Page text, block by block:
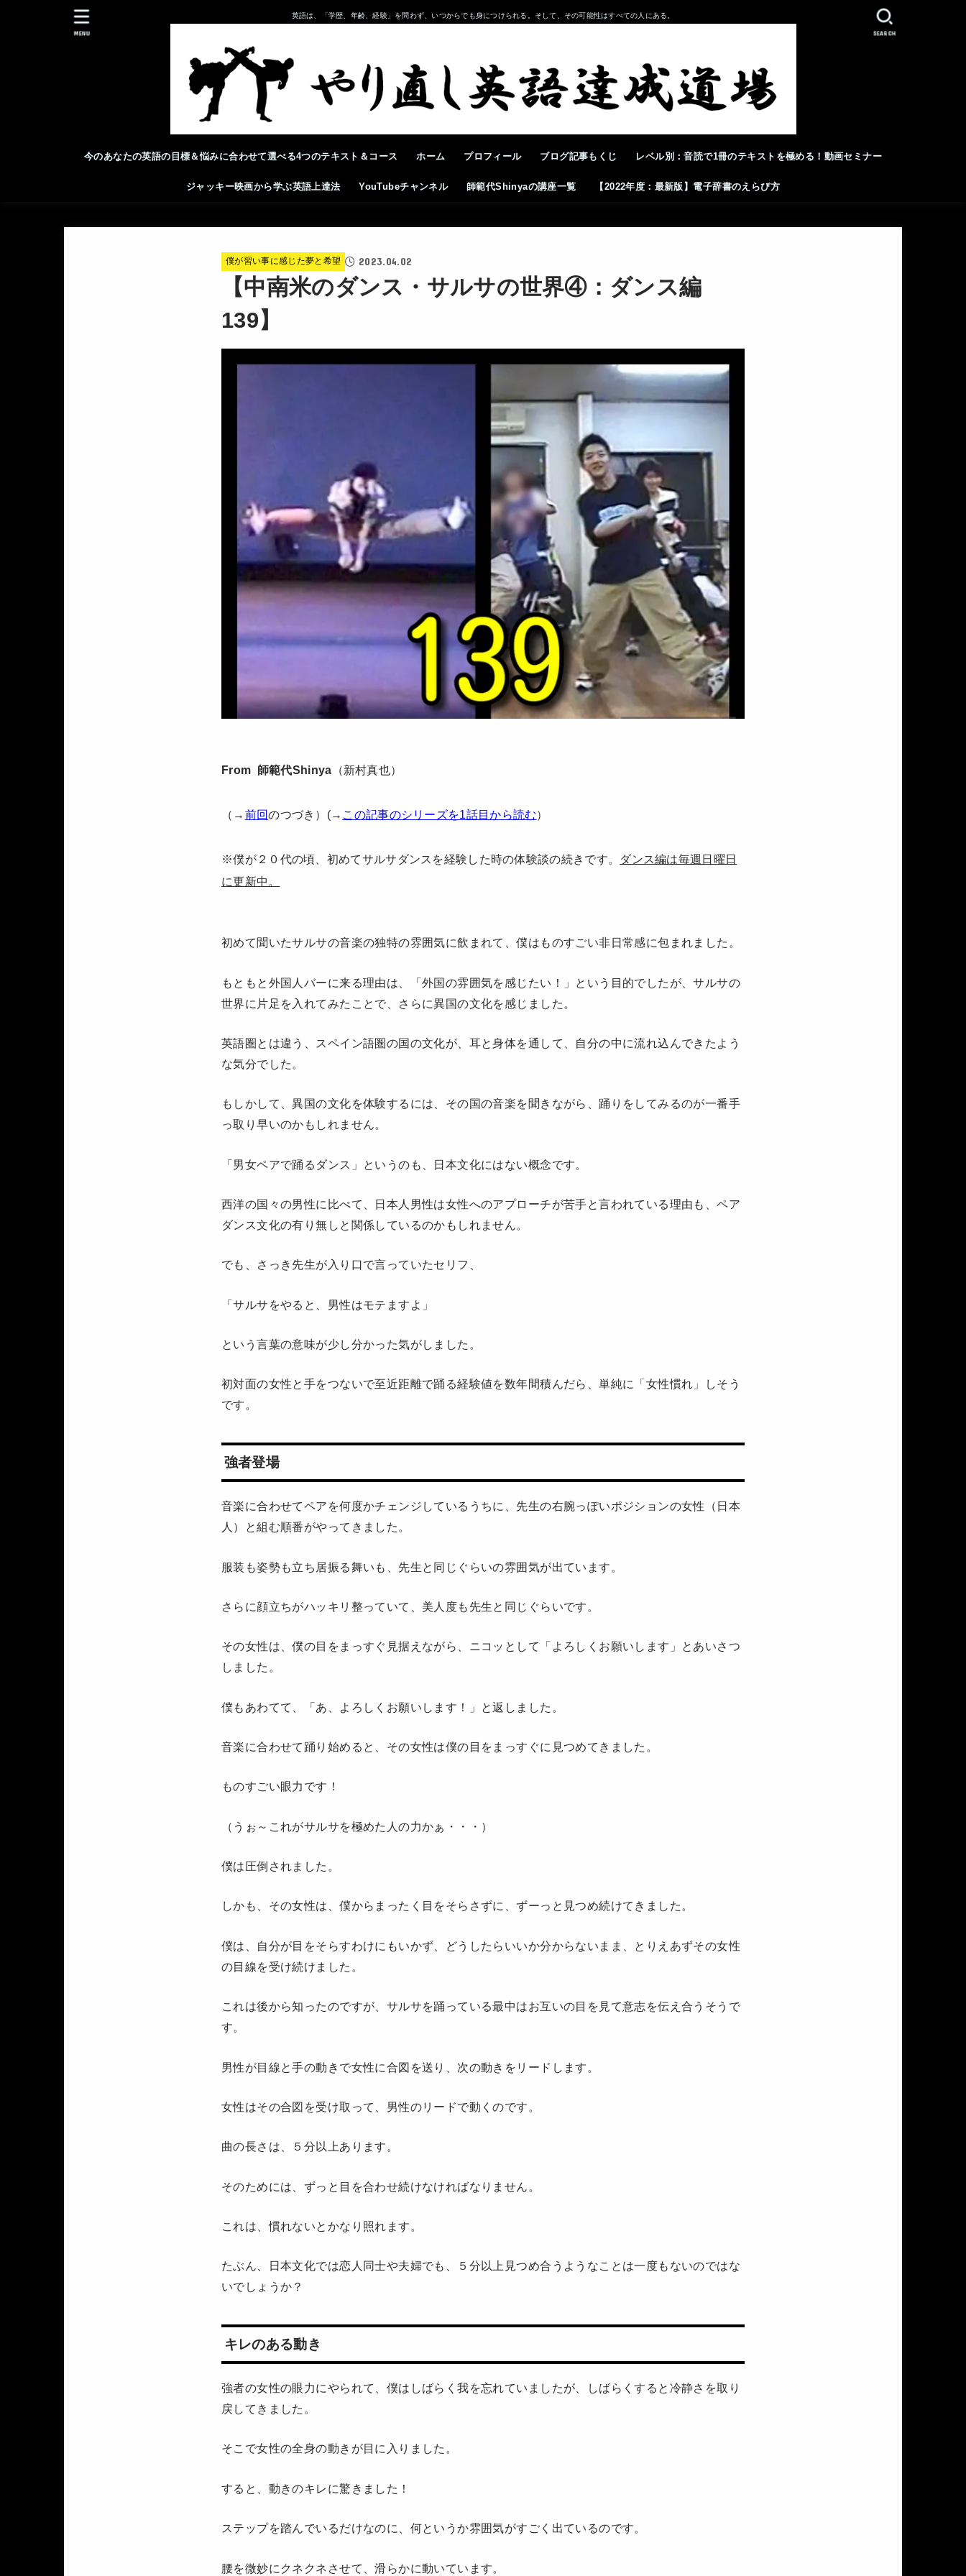
英語は、「学歴、年齢、経験」を問わず、いつからでも身につけられる。そして、その可能性はすべての人にある。
今のあなたの英語の目標＆悩みに合わせて選べる4つのテキスト＆コース ホーム プロフィール ブログ記事もくじ レベル別：音読で1冊のテキストを極める！動画セミナー
ジャッキー映画から学ぶ英語上達法 YouTubeチャンネル 師範代Shinyaの講座一覧 【2022年度：最新版】電子辞書のえらび方
SEARCH
MENU
僕が習い事に感じた夢と希望 2023.04.02
【中南米のダンス・サルサの世界④：ダンス編
139】
From 師範代Shinya （新村真也）
（→ 前回のつづき）(→ この記事のシリーズを1話目から読む）
※僕が２０代の頃、初めてサルサダンスを経験した時の体験談の続きです。 ダンス編は毎週日曜日
に更新中。
初めて聞いたサルサの音楽の独特の雰囲気に飲まれて、僕はものすごい非日常感に包まれました。
もともと外国人バーに来る理由は、「外国の雰囲気を感じたい！」という目的でしたが、サルサの
世界に片足を入れてみたことで、さらに異国の文化を感じました。
英語圏とは違う、スペイン語圏の国の文化が、耳と身体を通して、自分の中に流れ込んできたよう
な気分でした。
もしかして、異国の文化を体験するには、その国の音楽を聞きながら、踊りをしてみるのが一番手
っ取り早いのかもしれません。
「男女ペアで踊るダンス」というのも、日本文化にはない概念です。
西洋の国々の男性に比べて、日本人男性は女性へのアプローチが苦手と言われている理由も、ペア
ダンス文化の有り無しと関係しているのかもしれません。
でも、さっき先生が入り口で言っていたセリフ、
「サルサをやると、男性はモテますよ」
という言葉の意味が少し分かった気がしました。
初対面の女性と手をつないで至近距離で踊る経験値を数年間積んだら、単純に「女性慣れ」しそう
です。
強者登場
音楽に合わせてペアを何度かチェンジしているうちに、先生の右腕っぽいポジションの女性（日本
人）と組む順番がやってきました。
服装も姿勢も立ち居振る舞いも、先生と同じぐらいの雰囲気が出ています。
さらに顔立ちがハッキリ整っていて、美人度も先生と同じぐらいです。
その女性は、僕の目をまっすぐ見据えながら、ニコッとして「よろしくお願いします」とあいさつ
しました。
僕もあわてて、「あ、よろしくお願いします！」と返しました。
音楽に合わせて踊り始めると、その女性は僕の目をまっすぐに見つめてきました。
ものすごい眼力です！
（うぉ～これがサルサを極めた人の力かぁ・・・）
僕は圧倒されました。
しかも、その女性は、僕からまったく目をそらさずに、ずーっと見つめ続けてきました。
僕は、自分が目をそらすわけにもいかず、どうしたらいいか分からないまま、とりえあずその女性
の目線を受け続けました。
これは後から知ったのですが、サルサを踊っている最中はお互いの目を見て意志を伝え合うそうで
す。
男性が目線と手の動きで女性に合図を送り、次の動きをリードします。
女性はその合図を受け取って、男性のリードで動くのです。
曲の長さは、５分以上あります。
そのためには、ずっと目を合わせ続けなければなりません。
これは、慣れないとかなり照れます。
たぶん、日本文化では恋人同士や夫婦でも、５分以上見つめ合うようなことは一度もないのではな
いでしょうか？
キレのある動き
強者の女性の眼力にやられて、僕はしばらく我を忘れていましたが、しばらくすると冷静さを取り
戻してきました。
そこで女性の全身の動きが目に入りました。
すると、動きのキレに驚きました！
ステップを踏んでいるだけなのに、何というか雰囲気がすごく出ているのです。
腰を微妙にクネクネさせて、滑らかに動いています。